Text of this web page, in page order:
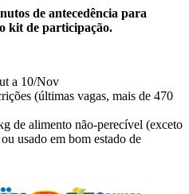
de antecedência para
kit de participação.
a 10/Nov
(últimas vagas, mais de 470
de alimento não-perecível (exceto
usado em bom estado de